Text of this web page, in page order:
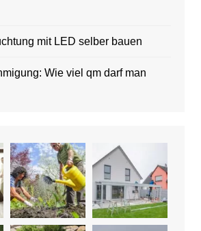
mit LED selber bauen
Wie viel qm darf man